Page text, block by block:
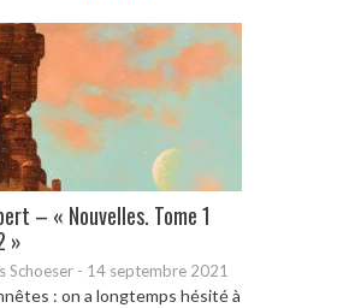
– « Nouvelles. Tome 1
»
Schoeser - 14 septembre 2021
: on a longtemps hésité à